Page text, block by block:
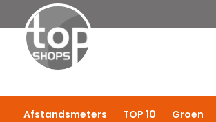
Afstandsmeters TOP 10 Groen